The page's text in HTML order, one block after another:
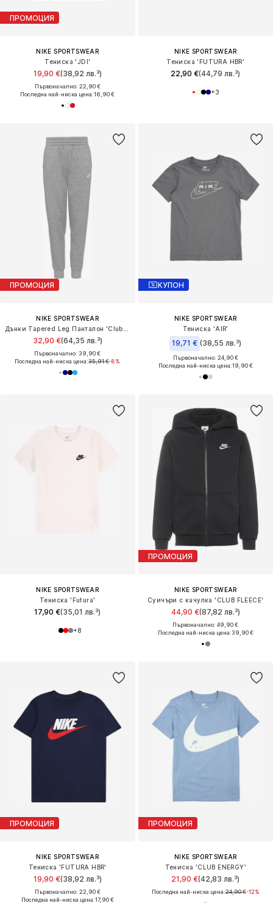
ПРОМОЦИЯ
NIKE SPORTSWEAR
Тениска 'JDI'
19,90 €(38,92 лв.³)
Първоначално: 22,90 €
Последна най-ниска цена:16,90 €
NIKE SPORTSWEAR
Тениска 'FUTURA HBR'
22,90 €(44,79 лв.³)
+3
ПРОМОЦИЯ
NIKE SPORTSWEAR
32,90 €(64,35 лв.³)
Първоначално: 39,90 €
Последна най-ниска цена:35,91 €-8%
КУПОН
NIKE SPORTSWEAR
Тениска 'AIR'
19,71 € (38,55 лв.³)
Първоначално: 24,90 €
Последна най-ниска цена:19,90 €
NIKE SPORTSWEAR
Тениска 'Futura'
17,90 €(35,01 лв.³)
+8
ПРОМОЦИЯ
NIKE SPORTSWEAR
Суичъри с качулка 'CLUB FLEECE'
44,90 €(87,82 лв.³)
Първоначално: 49,90 €
Последна най-ниска цена:39,90 €
ПРОМОЦИЯ
NIKE SPORTSWEAR
Тениска 'FUTURA HBR'
19,90 €(38,92 лв.³)
Първоначално: 22,90 €
Последна най-ниска цена:17,90 €
ПРОМОЦИЯ
NIKE SPORTSWEAR
Тениска 'CLUB ENERGY'
21,90 €(42,83 лв.³)
Последна най-ниска цена:24,90 €-12%